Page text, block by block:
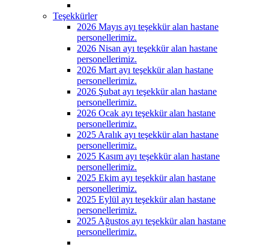
Teşekkürler
2026 Mayıs ayı teşekkür alan hastane
personellerimiz.
2026 Nisan ayı teşekkür alan hastane
personellerimiz.
2026 Mart ayı teşekkür alan hastane
personellerimiz.
2026 Şubat ayı teşekkür alan hastane
personellerimiz.
2026 Ocak ayı teşekkür alan hastane
personellerimiz.
2025 Aralık ayı teşekkür alan hastane
personellerimiz.
2025 Kasım ayı teşekkür alan hastane
personellerimiz.
2025 Ekim ayı teşekkür alan hastane
personellerimiz.
2025 Eylül ayı teşekkür alan hastane
personellerimiz.
2025 Ağustos ayı teşekkür alan hastane
personellerimiz.